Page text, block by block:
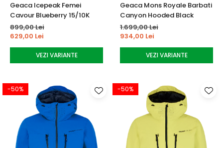
Geaca Icepeak Femei
Cavour Blueberry 15/10K
899,00 Lei
629,00 Lei
VEZI VARIANTE
Geaca Mons Royale Barbati
Canyon Hooded Black
1.699,00 Lei
934,00 Lei
VEZI VARIANTE
-50% -50%